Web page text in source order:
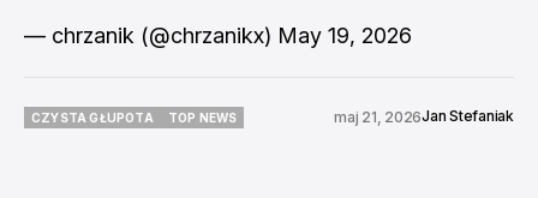
— chrzanik (@chrzanikx) May 19, 2026
CZYSTA GŁUPOTA
TOP NEWS
maj 21, 2026Jan Stefaniak